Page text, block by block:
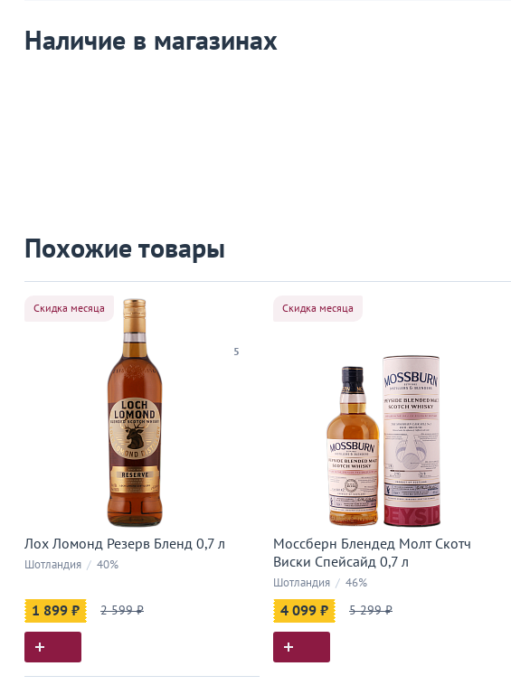
Наличие в магазинах
Похожие товары
5
Скидка месяца
Лох Ломонд Резерв Бленд 0,7 л
Шотландия / 40%
1 899 ₽ 2 599 ₽
Скидка месяца
Моссберн Блендед Молт Скотч
Виски Спейсайд 0,7 л
Шотландия / 46%
4 099 ₽ 5 299 ₽